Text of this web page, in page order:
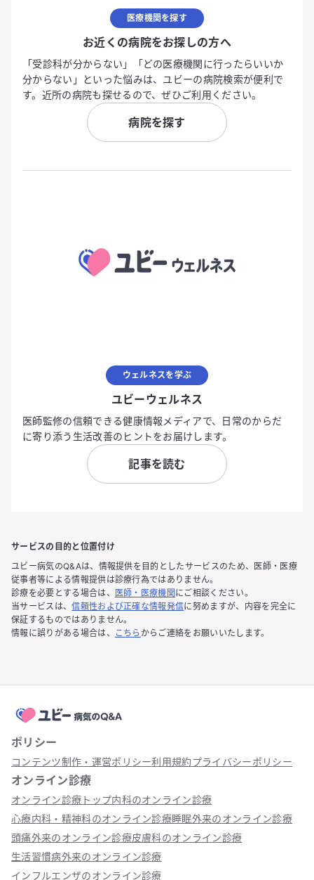
医療機関を探す
お近くの病院をお探しの方へ
「受診科が分からない」「どの医療機関に行ったらいいか
分からない」といった悩みは、ユビーの病院検索が便利で
す。近所の病院も探せるので、ぜひご利用ください。
病院を探す
ウェルネスを学ぶ
ユビーウェルネス
医師監修の信頼できる健康情報メディアで、日常のからだ
に寄り添う生活改善のヒントをお届けします。
記事を読む
サービスの目的と位置付け
ユビー病気のQ&Aは、情報提供を目的としたサービスのため、医師・医療
従事者等による情報提供は診療行為ではありません。
診療を必要とする場合は、
医師・医療機関 にご相談ください。
当サービスは、信頼性および正確な情報発信に努めますが、内容を完全に
保証するものではありません。
情報に誤りがある場合は、
こちら からご連絡をお願いいたします。
ポリシー
コンテンツ制作・運営ポリシー利用規約プライバシーポリシー
オンライン診療
オンライン診療トップ内科のオンライン診療
心療内科・精神科のオンライン診療睡眠外来のオンライン診療
頭痛外来のオンライン診療皮膚科のオンライン診療
生活習慣病外来のオンライン診療
インフルエンザのオンライン診療